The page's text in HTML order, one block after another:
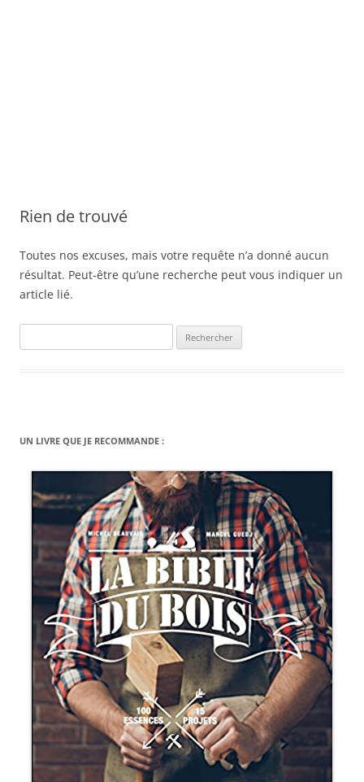
Rien de trouvé
Toutes nos excuses, mais votre requête n’a donné aucun
résultat. Peut-être qu’une recherche peut vous indiquer un
article lié.
UN LIVRE QUE JE RECOMMANDE :